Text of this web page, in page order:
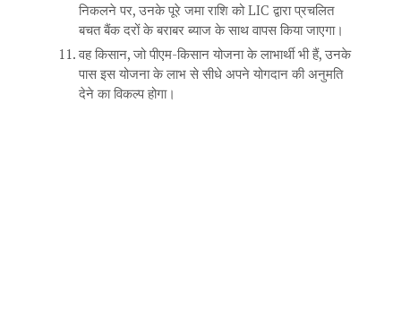
निकलने पर, उनके पूरे जमा राशि को LIC द्वारा प्रचलित
बचत बैंक दरों के बराबर ब्याज के साथ वापस किया जाएगा।
वह किसान, जो पीएम-किसान योजना के लाभार्थी भी हैं, उनके
पास इस योजना के लाभ से सीधे अपने योगदान की अनुमति
देने का विकल्प होगा।